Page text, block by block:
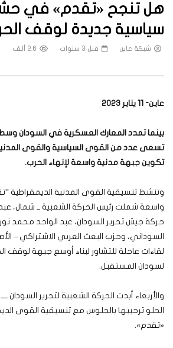
هل تنجح «تقدم» في
سياسية جديدة لوقف
شبكة عاين قبل 3 سنوات 2.6 ألف
عاين- 11 يناير 2023
بينما تمدد المعارك العسكرية في السودان
تسعى عدد من القوى السياسية والقوى
تكوين جبهة مدنية واسعة لإنهاء الحرب.
وتنشط تنسيقية القوى المدنية الديمقراطية
واسعة شملت رئيس الحركة الشعبية ــ شمال، عبد
حركة جيش تحرير السودان، عبد الواحد محمد
السوداني، وحزب البعث العربي الاشتراكي –
لقاءات عاجلة للتشاور لبناء أوسع جبهة لوقف
لسودان المستقبل.
والأربعاء أبدت الحركة الشعبية لتحرير السودان
الحلو ترحيبها بالجلوس مع تنسيقية القوى
«تقدم».